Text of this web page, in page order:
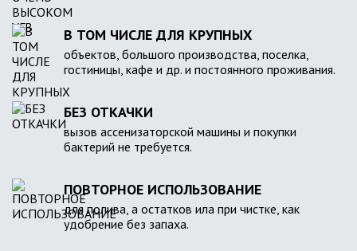
В ТОМ ЧИСЛЕ ДЛЯ КРУПНЫХ
объектов, большого производства, поселка,
гостиницы, кафе и др. и постоянного проживания.
БЕЗ ОТКАЧКИ
вызов ассенизаторской машины и покупки
бактерий не требуется.
ПОВТОРНОЕ ИСПОЛЬЗОВАНИЕ
для полива, а остатков ила при чистке, как
удобрение без запаха.